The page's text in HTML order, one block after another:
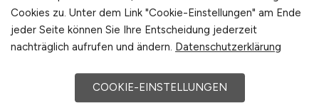
Cookies zu. Unter dem Link "Cookie-Einstellungen" am Ende
jeder Seite können Sie Ihre Entscheidung jederzeit
nachträglich aufrufen und ändern. Datenschutzerklärung
COOKIE-EINSTELLUNGEN